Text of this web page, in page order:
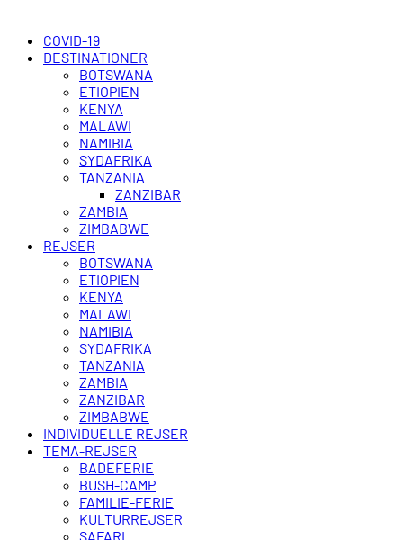
COVID-19
DESTINATIONER
BOTSWANA
ETIOPIEN
KENYA
MALAWI
NAMIBIA
SYDAFRIKA
TANZANIA
ZANZIBAR
ZAMBIA
ZIMBABWE
REJSER
BOTSWANA
ETIOPIEN
KENYA
MALAWI
NAMIBIA
SYDAFRIKA
TANZANIA
ZAMBIA
ZANZIBAR
ZIMBABWE
INDIVIDUELLE REJSER
TEMA-REJSER
BADEFERIE
BUSH-CAMP
FAMILIE-FERIE
KULTURREJSER
SAFARI